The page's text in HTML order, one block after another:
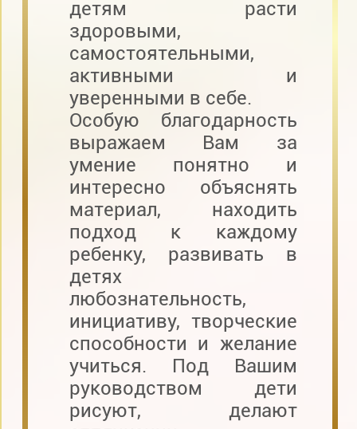
детям расти
здоровыми,
самостоятельными,
активными и
уверенными в себе.
Особую благодарность
выражаем Вам за
умение понятно и
интересно объяснять
материал, находить
подход к каждому
ребенку, развивать в
детях
любознательность,
инициативу, творческие
способности и желание
учиться. Под Вашим
руководством дети
рисуют, делают